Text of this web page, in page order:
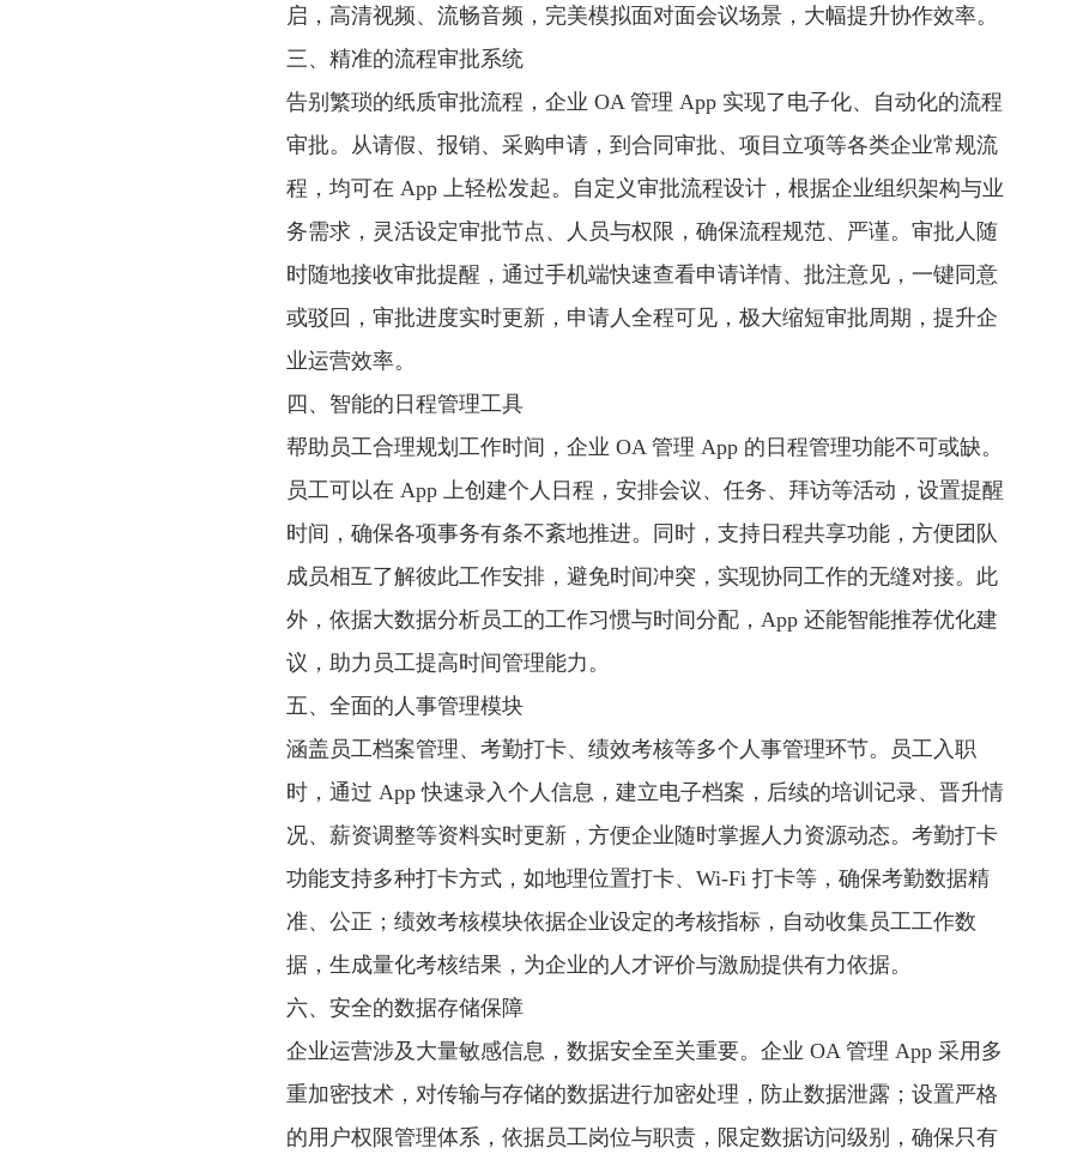
启，高清视频、流畅音频，完美模拟面对面会议场景，大幅提升协作效率。
三、精准的流程审批系统
告别繁琐的纸质审批流程，企业 OA 管理 App 实现了电子化、自动化的流程
审批。从请假、报销、采购申请，到合同审批、项目立项等各类企业常规流
程，均可在 App 上轻松发起。自定义审批流程设计，根据企业组织架构与业
务需求，灵活设定审批节点、人员与权限，确保流程规范、严谨。审批人随
时随地接收审批提醒，通过手机端快速查看申请详情、批注意见，一键同意
或驳回，审批进度实时更新，申请人全程可见，极大缩短审批周期，提升企
业运营效率。
四、智能的日程管理工具
帮助员工合理规划工作时间，企业 OA 管理 App 的日程管理功能不可或缺。
员工可以在 App 上创建个人日程，安排会议、任务、拜访等活动，设置提醒
时间，确保各项事务有条不紊地推进。同时，支持日程共享功能，方便团队
成员相互了解彼此工作安排，避免时间冲突，实现协同工作的无缝对接。此
外，依据大数据分析员工的工作习惯与时间分配，App 还能智能推荐优化建
议，助力员工提高时间管理能力。
五、全面的人事管理模块
涵盖员工档案管理、考勤打卡、绩效考核等多个人事管理环节。员工入职
时，通过 App 快速录入个人信息，建立电子档案，后续的培训记录、晋升情
况、薪资调整等资料实时更新，方便企业随时掌握人力资源动态。考勤打卡
功能支持多种打卡方式，如地理位置打卡、Wi-Fi 打卡等，确保考勤数据精
准、公正；绩效考核模块依据企业设定的考核指标，自动收集员工工作数
据，生成量化考核结果，为企业的人才评价与激励提供有力依据。
六、安全的数据存储保障
企业运营涉及大量敏感信息，数据安全至关重要。企业 OA 管理 App 采用多
重加密技术，对传输与存储的数据进行加密处理，防止数据泄露；设置严格
的用户权限管理体系，依据员工岗位与职责，限定数据访问级别，确保只有